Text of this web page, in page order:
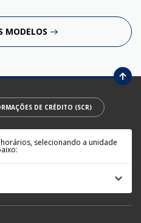
MODELOS
DE CRÉDITO (SCR)
selecionando a unidade